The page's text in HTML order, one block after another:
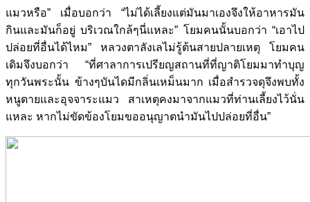
แมวหรือ” เมื่อบอกว่า “ไม่ได้เลี้ยงแต่มันมาเองจึงให้อาหารมัน
กินและมันก็อยู่ บริเวณใกล้ๆนี่แหละ” โยมคนนั้นบอกว่า “เอาไป
ปล่อยที่อื่นได้ไหม” หลวงตาลังเลไม่รู้ต้นสายปลายเหตุ โยมคน
เดิมจึงบอกว่า “ที่ศาลาการเปรียญสถานที่ที่ญาติโยมมาทำบุญ
ทุกวันพระนั้น ข้างๆบันไดมีกลิ่นเหม็นมาก เมื่อสำรวจดุจึงพบทั้ง
หนูตายและอุจจาระแมว สาเหตุคงมาจากแมวที่ท่านเลี้ยงไว้นั่น
แหละ หากไม่ขัดข้องโยมขออนุญาตนำมันไปปล่อยที่อื่น”